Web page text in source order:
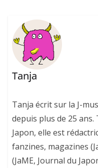
Tanja
Tanja écrit sur la J-
depuis plus de 25
Japon, elle est
fanzines, magazines
(JaME, Journal du